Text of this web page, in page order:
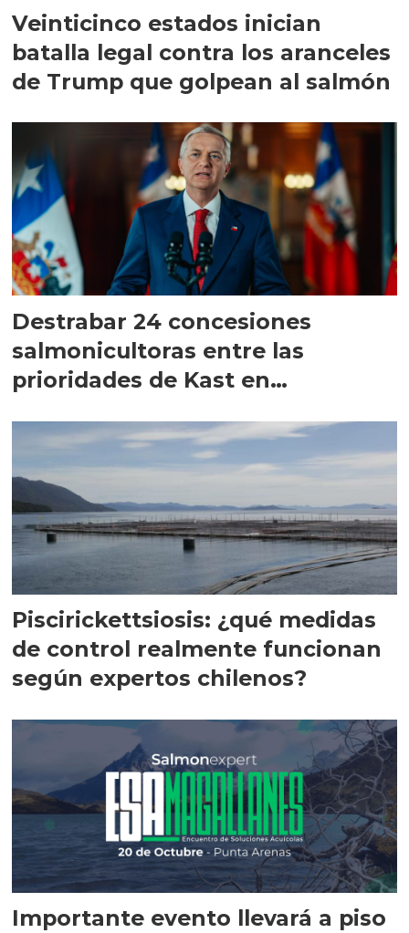
Veinticinco estados inician
batalla legal contra los aranceles
de Trump que golpean al salmón
Destrabar 24 concesiones
salmonicultoras entre las
prioridades de Kast en
Piscirickettsiosis: ¿qué medidas
de control realmente funcionan
según expertos chilenos?
Importante evento llevará a piso